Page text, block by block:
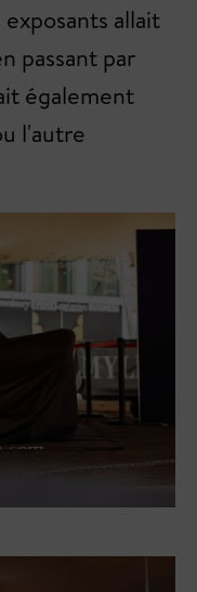
allait
passant par
également
l'autre